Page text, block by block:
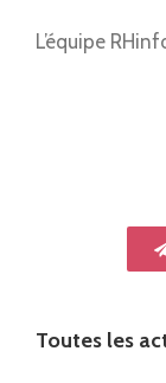
L’équipe
Toutes les